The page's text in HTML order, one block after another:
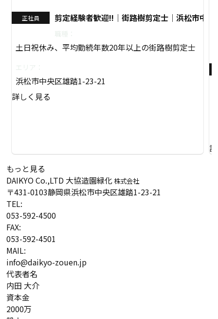
正社員 剪定経験者歓迎!!｜街路樹剪定士｜浜松市中央
土日祝休み、平均勤続年数20年以上の街路樹剪定士
浜松市中央区雄踏1-23-21
詳しく見る
もっと見る
DAIKYO Co.,LTD 大協造園緑化 株式会社
〒431-0103静岡県浜松市中央区雄踏1-23-21
TEL:
053-592-4500
FAX:
053-592-4501
MAIL:
info@daikyo-zouen.jp
代表者名
内田 大介
資本金
2000万